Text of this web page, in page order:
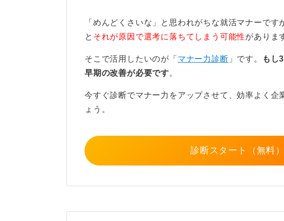
記しましょう。
には個人情報が含まれておりますため、ご返却い
かい表現を用いるのが望ましいです。
依頼後は企業の方針を尊重し、返答がなければ催促
す。
まとめると返却依頼は不自然ではなく誠実かつ丁寧
んが、企業の対応は任意であるため依頼後は柔軟に
0
「めんどくさいな」と思われがちな就活マナーで
と それが原因で選考に落ちてしまう可能性がありま
そこで活用したいのが「 マナー力診断 」です。
もし
早期の改善が必要です。
今すぐ診断でマナー力をアップさせて、効率よく企
ょう。
診断スタート（無料）